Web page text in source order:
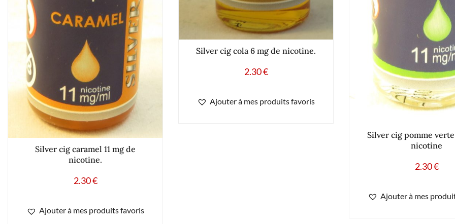
Silver cig caramel 11 mg de
nicotine.
2.30€
Ajouter à mes produits favoris
Silver cig cola 6 mg de nicotine.
2.30€
Ajouter à mes produits favoris
Silver cig pomme verte
nicotine
2.30€
Ajouter à mes